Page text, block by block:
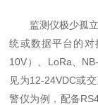
监测仪极少孤立
统或数据平台的
10V）、LoRa、
见为12-24VDC或
警仪为例，配备